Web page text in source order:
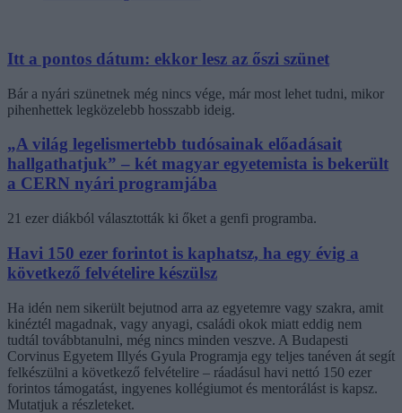
Itt a pontos dátum: ekkor lesz az őszi szünet
Bár a nyári szünetnek még nincs vége, már most lehet tudni, mikor
pihenhettek legközelebb hosszabb ideig.
„A világ legelismertebb tudósainak előadásait
hallgathatjuk” – két magyar egyetemista is bekerült
a CERN nyári programjába
21 ezer diákból választották ki őket a genfi programba.
Havi 150 ezer forintot is kaphatsz, ha egy évig a
következő felvételire készülsz
Ha idén nem sikerült bejutnod arra az egyetemre vagy szakra, amit
kinéztél magadnak, vagy anyagi, családi okok miatt eddig nem
tudtál továbbtanulni, még nincs minden veszve. A Budapesti
Corvinus Egyetem Illyés Gyula Programja egy teljes tanéven át segít
felkészülni a következő felvételire – ráadásul havi nettó 150 ezer
forintos támogatást, ingyenes kollégiumot és mentorálást is kapsz.
Mutatjuk a részleteket.